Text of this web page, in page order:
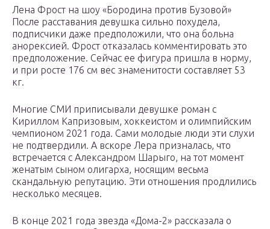
Лена Фрост на шоу «Бородина против Бузовой»
После расставания девушка сильно похудела,
подписчики даже предположили, что она больна
анорексией. Фрост отказалась комментировать это
предположение. Сейчас ее фигура пришла в норму,
и при росте 176 см вес знаменитости составляет 53
кг.
Многие СМИ приписывали девушке роман с
Кириллом Капризовым, хоккеистом и олимпийским
чемпионом 2021 года. Сами молодые люди эти слухи
не подтвердили. А вскоре Лера призналась, что
встречается с Александром Шарыго, на тот момент
женатым сыном олигарха, носящим весьма
скандальную репутацию. Эти отношения продлились
несколько месяцев.
В конце 2021 года звезда «Дома-2» рассказала о